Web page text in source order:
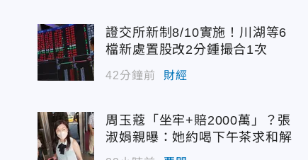
證交所新制8/10實施！川湖等6
檔新處置股改2分鍾撮合1次
42分鐘前 財經
周玉蔻「坐牢+賠2000萬」？張
淑娟親曝：她約喝下午茶求和解